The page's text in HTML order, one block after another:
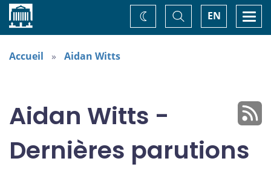
Accueil EN
Basculer
la
recherche
Changez
de
Accueil Aidan Witts
Aidan Witts -
Dernières parutions